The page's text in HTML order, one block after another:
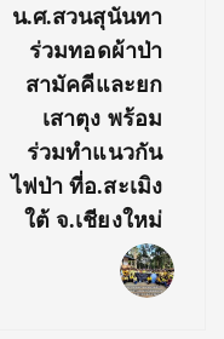
น.ศ.สวนสุนันทา
ร่วมทอดผ้าป่า
สามัคคีและยก
เสาตุง พร้อม
ร่วมทำแนวกัน
ไฟป่า ที่อ.สะเมิง
ใต้ จ.เชียงใหม่